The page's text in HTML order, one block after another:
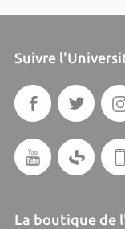
Suivre
La boutique de